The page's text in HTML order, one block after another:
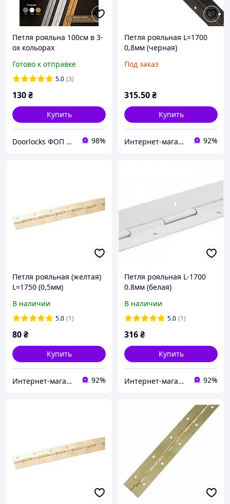
Петля рояльна 100см в 3-
ох кольорах
Готово к отправке
5.0 (3)
130₴
Купить
Doorlocks ФОП Владика Л.І. 98%
Петля рояльная L=1700
0,8мм (черная)
Под заказ
315.50₴
Купить
Интернет-магазин"Все Для Мебели" 92%
Петля рояльная (желтая)
L=1750 (0,5мм)
В наличии
5.0 (1)
80₴
Купить
Интернет-магазин"Все Для Мебели" 92%
Петля рояльная L-1700
0.8мм (белая)
В наличии
5.0 (1)
316₴
Купить
Интернет-магазин"Все Для Мебели" 92%